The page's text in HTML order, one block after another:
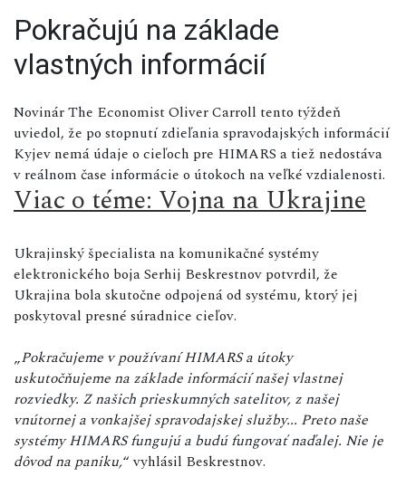
Pokračujú na základe
vlastných informácií
Novinár The Economist Oliver Carroll tento týždeň
uviedol, že po stopnutí zdieľania spravodajských informácií
Kyjev nemá údaje o cieľoch pre HIMARS a tiež nedostáva
v reálnom čase informácie o útokoch na veľké vzdialenosti.
Viac o téme: Vojna na Ukrajine
Ukrajinský špecialista na komunikačné systémy
elektronického boja Serhij Beskrestnov potvrdil, že
Ukrajina bola skutočne odpojená od systému, ktorý jej
poskytoval presné súradnice cieľov.
„Pokračujeme v používaní HIMARS a útoky
uskutočňujeme na základe informácií našej vlastnej
rozviedky. Z našich prieskumných satelitov, z našej
vnútornej a vonkajšej spravodajskej služby... Preto naše
systémy HIMARS fungujú a budú fungovať naďalej. Nie je
dôvod na paniku,“ vyhlásil Beskrestnov.